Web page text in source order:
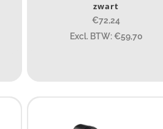
zwart
€72,24
Excl. BTW: €59,70